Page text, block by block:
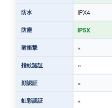
防水 IPX4
防塵 IP5X
耐衝撃 ×
指紋認証 ○
顔認証 ×
虹彩認証 ×